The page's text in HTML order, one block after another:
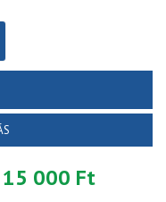
15 000 Ft